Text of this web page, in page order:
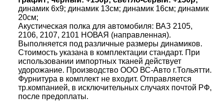
динамик 6x9; динамик 13см; динамик 16см; динамик
20см;
Акустическая полка для автомобиля: ВАЗ 2105,
2106, 2107, 2101 НОВАЯ (направленная).
Выполняется под различные размеры динамиков.
Стоимость указана в комплектации стандарт. При
использовании импортных тканей действует
удорожание. Производство ООО ВС-Авто г.Тольятти.
Фурнитура в комплект не входит. Отправляется
тр.компанией, в исключительных случаях почтой РФ,
после предоплаты.